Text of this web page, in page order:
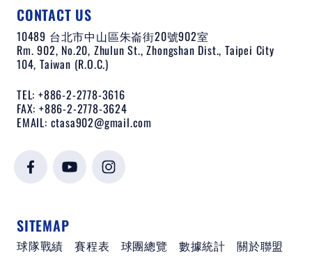
CONTACT US
10489 台北市中山區朱崙街20號902室
Rm. 902, No.20, Zhulun St., Zhongshan Dist., Taipei City
104, Taiwan (R.O.C.)
TEL: +886-2-2778-3616
FAX: +886-2-2778-3624
EMAIL: ctasa902@gmail.com
SITEMAP
球隊戰績 賽程表 球團總覽 數據統計
關於聯盟